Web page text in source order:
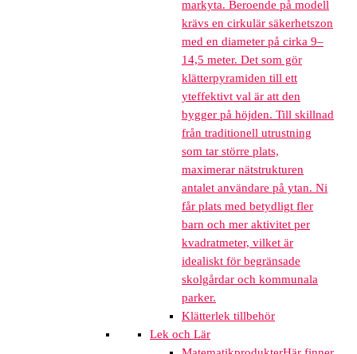
markyta. Beroende på modell
krävs en cirkulär säkerhetszon
med en diameter på cirka 9–
14,5 meter. Det som gör
klätterpyramiden till ett
yteffektivt val är att den
bygger på höjden. Till skillnad
från traditionell utrustning
som tar större plats,
maximerar nätstrukturen
antalet användare på ytan. Ni
får plats med betydligt fler
barn och mer aktivitet per
kvadratmeter, vilket är
idealiskt för begränsade
skolgårdar och kommunala
parker.
Klätterlek tillbehör
Lek och Lär